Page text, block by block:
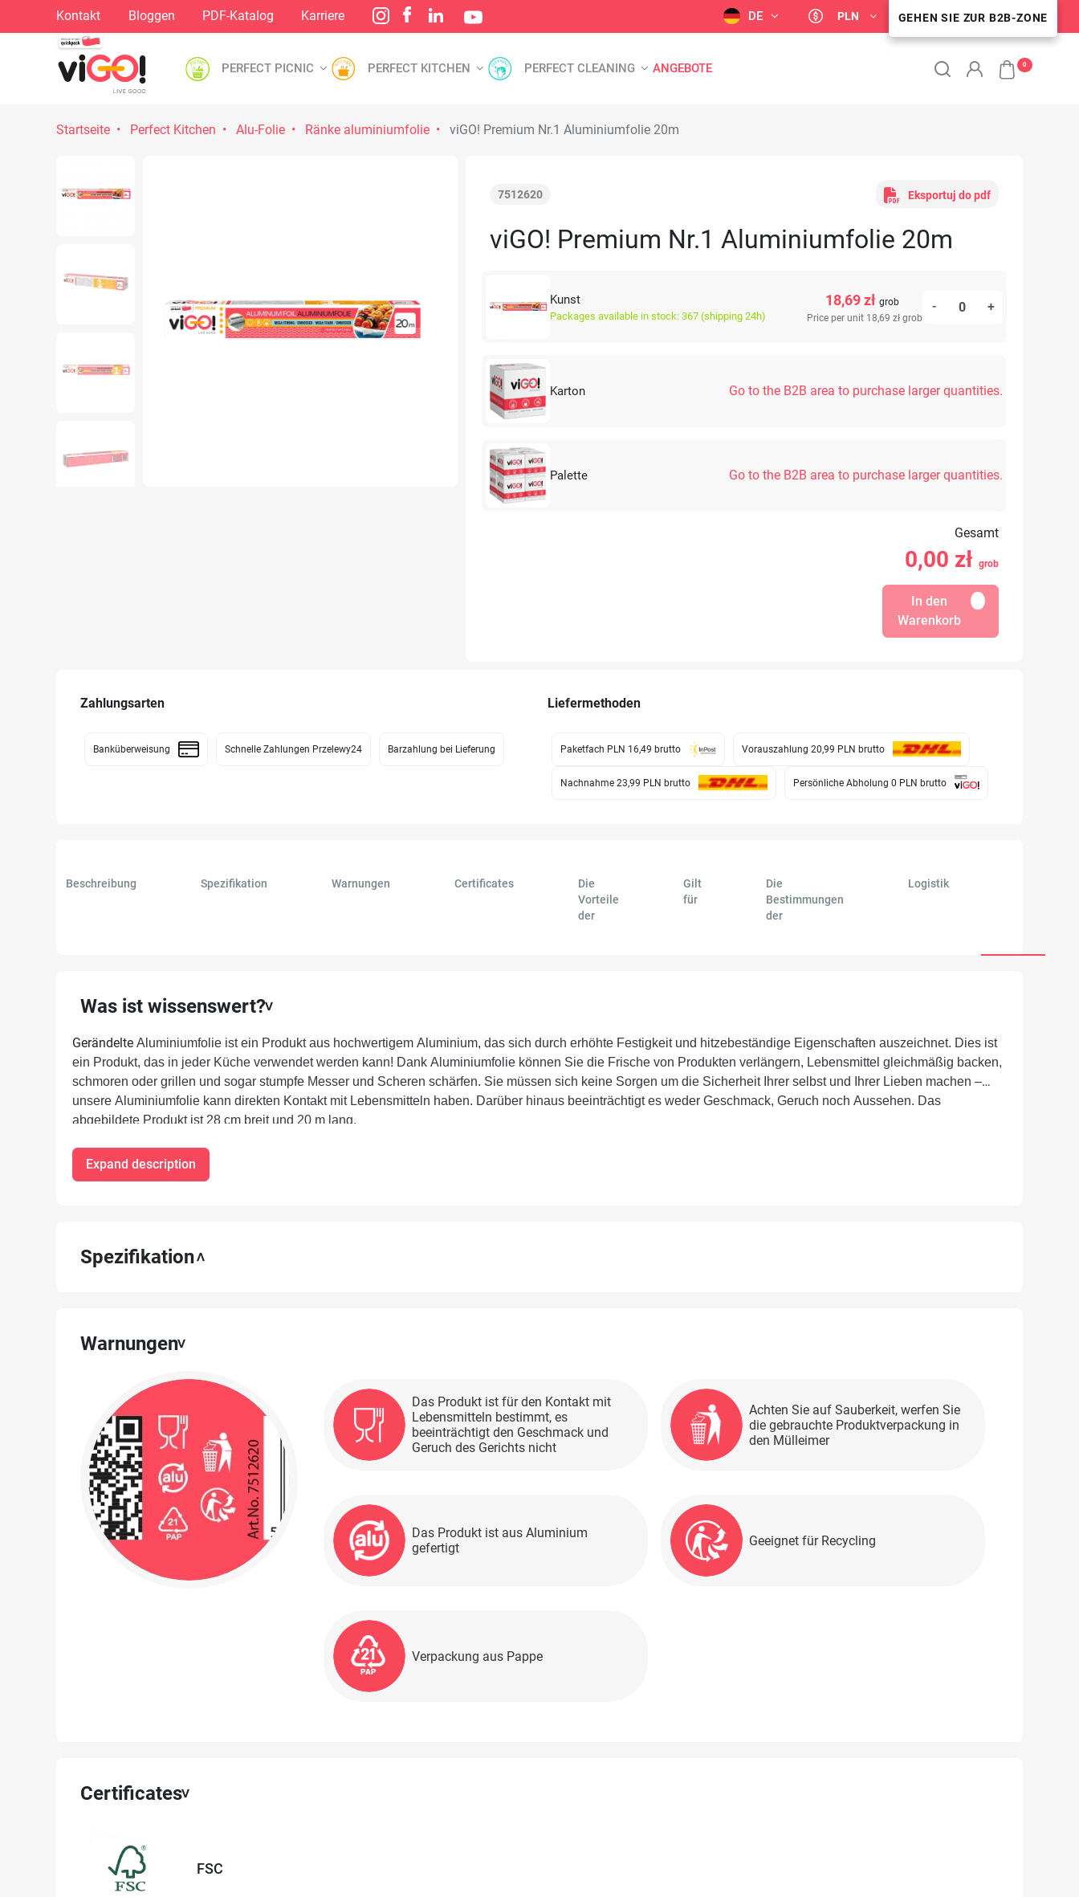
Kontakt Bloggen PDF-Katalog Karriere DE PLN B2B-KUNDENZONE
GEHEN SIE ZUR B2B-ZONE
PERFECT PICNIC PERFECT KITCHEN PERFECT CLEANING ANGEBOTE 0
Startseite Perfect Kitchen Alu-Folie Ränke aluminiumfolie viGO! Premium Nr.1 Aluminiumfolie 20m
7512620 Eksportuj do pdf
viGO! Premium Nr.1 Aluminiumfolie 20m
Kunst
Packages available in stock: 367 (shipping 24h)
18,69 złgrob
Price per unit 18,69 zł grob
- +
Karton Go to the B2B area to purchase larger quantities.
Palette Go to the B2B area to purchase larger quantities.
Gesamt
0,00 zł grob
In den
Warenkorb
Zahlungsarten
Banküberweisung Schnelle Zahlungen Przelewy24 Barzahlung bei Lieferung
Liefermethoden
Paketfach PLN 16,49 brutto Vorauszahlung 20,99 PLN brutto
Nachnahme 23,99 PLN brutto Persönliche Abholung 0 PLN brutto
Beschreibung Spezifikation Warnungen Certificates
Die
Vorteile
der
Gilt
für
Die
Bestimmungen
der
Logistik
Was ist wissenswert?
Gerändelte Aluminiumfolie ist ein Produkt aus hochwertigem Aluminium, das sich durch erhöhte Festigkeit und hitzebeständige Eigenschaften auszeichnet. Dies ist
ein Produkt, das in jeder Küche verwendet werden kann! Dank Aluminiumfolie können Sie die Frische von Produkten verlängern, Lebensmittel gleichmäßig backen,
schmoren oder grillen und sogar stumpfe Messer und Scheren schärfen. Sie müssen sich keine Sorgen um die Sicherheit Ihrer selbst und Ihrer Lieben machen –
unsere Aluminiumfolie kann direkten Kontakt mit Lebensmitteln haben. Darüber hinaus beeinträchtigt es weder Geschmack, Geruch noch Aussehen. Das
abgebildete Produkt ist 28 cm breit und 20 m lang.
Expand description
Spezifikation
Warnungen
Das Produkt ist für den Kontakt mit
Lebensmitteln bestimmt, es
beeinträchtigt den Geschmack und
Geruch des Gerichts nicht
Achten Sie auf Sauberkeit, werfen Sie
die gebrauchte Produktverpackung in
den Mülleimer
Das Produkt ist aus Aluminium
gefertigt
Geeignet für Recycling
Verpackung aus Pappe
Certificates
FSC